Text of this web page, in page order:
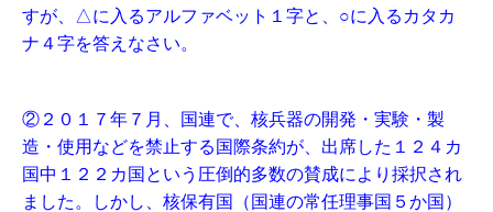
すが、△に入るアルファベット１字と、○に入るカタカ
ナ４字を答えなさい。
②２０１７年７月、国連で、核兵器の開発・実験・製
造・使用などを禁止する国際条約が、出席した１２４カ
国中１２２カ国という圧倒的多数の賛成により採択され
ました。しかし、核保有国（国連の常任理事国５か国）